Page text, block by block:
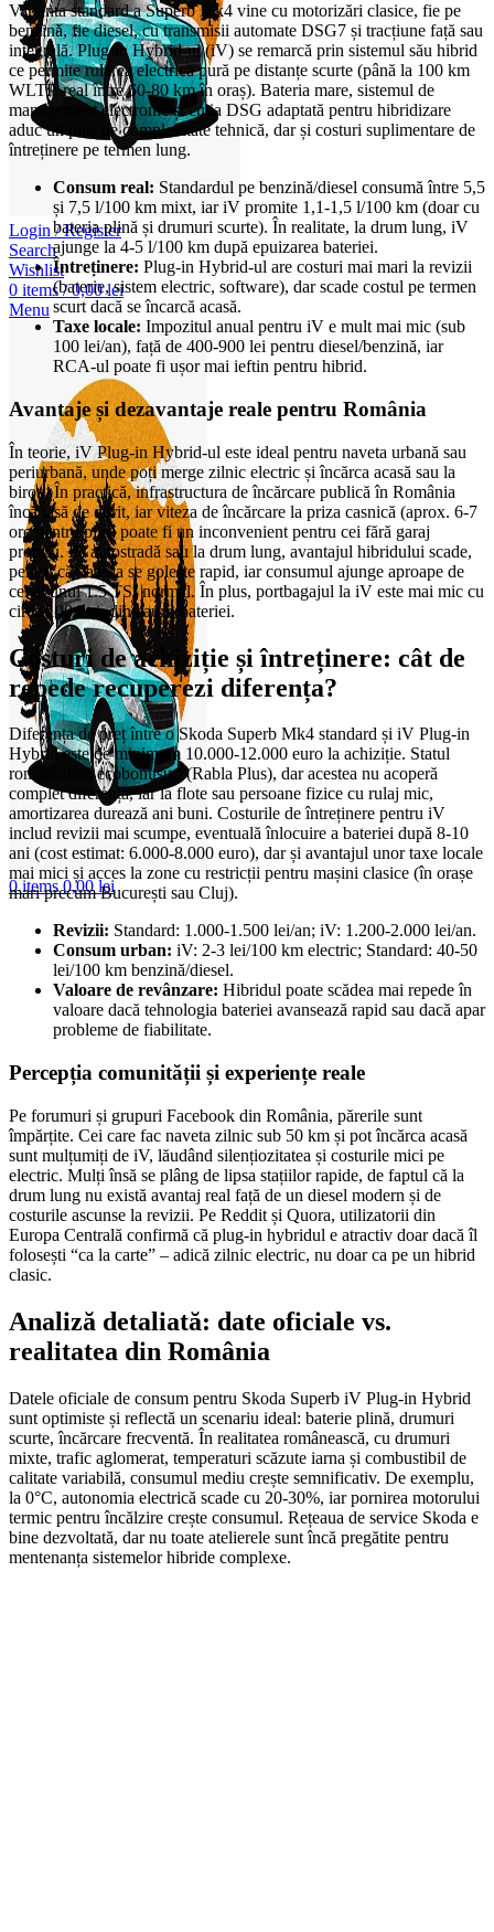
Login / Register
Search
Wishlist
0 items / 0,00lei
Menu
0items 0,00lei
Varianta standard a Superb Mk4 vine cu motorizări clasice, fie pe
benzină, fie diesel, cu transmisii automate DSG7 și tracțiune față sau
integrală. Plug-in Hybrid-ul (iV) se remarcă prin sistemul său hibrid
ce permite rularea electrică pură pe distanțe scurte (până la 100 km
WLTP, real între 60-80 km în oraș). Bateria mare, sistemul de
management electronic și cutia DSG adaptată pentru hibridizare
aduc un plus de complexitate tehnică, dar și costuri suplimentare de
întreținere pe termen lung.
Consum real: Standardul pe benzină/diesel consumă între 5,5
și 7,5 l/100 km mixt, iar iV promite 1,1-1,5 l/100 km (doar cu
bateria plină și drumuri scurte). În realitate, la drum lung, iV
ajunge la 4-5 l/100 km după epuizarea bateriei.
Întreținere: Plug-in Hybrid-ul are costuri mai mari la revizii
(baterie, sistem electric, software), dar scade costul pe termen
scurt dacă se încarcă acasă.
Taxe locale: Impozitul anual pentru iV e mult mai mic (sub
100 lei/an), față de 400-900 lei pentru diesel/benzină, iar
RCA-ul poate fi ușor mai ieftin pentru hibrid.
Avantaje și dezavantaje reale pentru România
În teorie, iV Plug-in Hybrid-ul este ideal pentru naveta urbană sau
periurbană, unde poți merge zilnic electric și încărca acasă sau la
birou. În practică, infrastructura de încărcare publică în România
încă lasă de dorit, iar viteza de încărcare la priza casnică (aprox. 6-7
ore pentru plin) poate fi un inconvenient pentru cei fără garaj
propriu. Pe autostradă sau la drum lung, avantajul hibridului scade,
pentru că bateria se golește rapid, iar consumul ajunge aproape de
cel al unui 1.5 TSI normal. În plus, portbagajul la iV este mai mic cu
circa 100 litri, din cauza bateriei.
Costuri de achiziție și întreținere: cât de
repede recuperezi diferența?
Diferența de preț între o Skoda Superb Mk4 standard și iV Plug-in
Hybrid este de minimum 10.000-12.000 euro la achiziție. Statul
român oferă ecobonusuri (Rabla Plus), dar acestea nu acoperă
complet diferența, iar la flote sau persoane fizice cu rulaj mic,
amortizarea durează ani buni. Costurile de întreținere pentru iV
includ revizii mai scumpe, eventuală înlocuire a bateriei după 8-10
ani (cost estimat: 6.000-8.000 euro), dar și avantajul unor taxe locale
mai mici și acces la zone cu restricții pentru mașini clasice (în orașe
mari precum București sau Cluj).
Revizii: Standard: 1.000-1.500 lei/an; iV: 1.200-2.000 lei/an.
Consum urban: iV: 2-3 lei/100 km electric; Standard: 40-50
lei/100 km benzină/diesel.
Valoare de revânzare: Hibridul poate scădea mai repede în
valoare dacă tehnologia bateriei avansează rapid sau dacă apar
probleme de fiabilitate.
Percepția comunității și experiențe reale
Pe forumuri și grupuri Facebook din România, părerile sunt
împărțite. Cei care fac naveta zilnic sub 50 km și pot încărca acasă
sunt mulțumiți de iV, lăudând silențiozitatea și costurile mici pe
electric. Mulți însă se plâng de lipsa stațiilor rapide, de faptul că la
drum lung nu există avantaj real față de un diesel modern și de
costurile ascunse la revizii. Pe Reddit și Quora, utilizatorii din
Europa Centrală confirmă că plug-in hybridul e atractiv doar dacă îl
folosești “ca la carte” – adică zilnic electric, nu doar ca pe un hibrid
clasic.
Analiză detaliată: date oficiale vs.
realitatea din România
Datele oficiale de consum pentru Skoda Superb iV Plug-in Hybrid
sunt optimiste și reflectă un scenariu ideal: baterie plină, drumuri
scurte, încărcare frecventă. În realitatea românească, cu drumuri
mixte, trafic aglomerat, temperaturi scăzute iarna și combustibil de
calitate variabilă, consumul mediu crește semnificativ. De exemplu,
la 0°C, autonomia electrică scade cu 20-30%, iar pornirea motorului
termic pentru încălzire crește consumul. Rețeaua de service Skoda e
bine dezvoltată, dar nu toate atelierele sunt încă pregătite pentru
mentenanța sistemelor hibride complexe.